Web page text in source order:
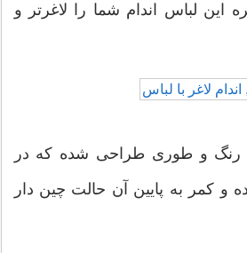
این لباس اندام شما را لاغرتر و
رنگ و طوری طراحی شده که در
کمر به پایین آن حالت چین دار